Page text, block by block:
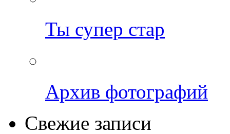
Ты супер стар
Архив фотографий
Свежие записи